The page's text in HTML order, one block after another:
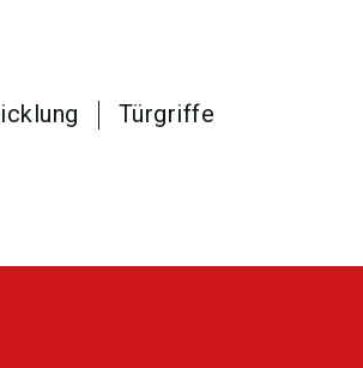
Türgriffe